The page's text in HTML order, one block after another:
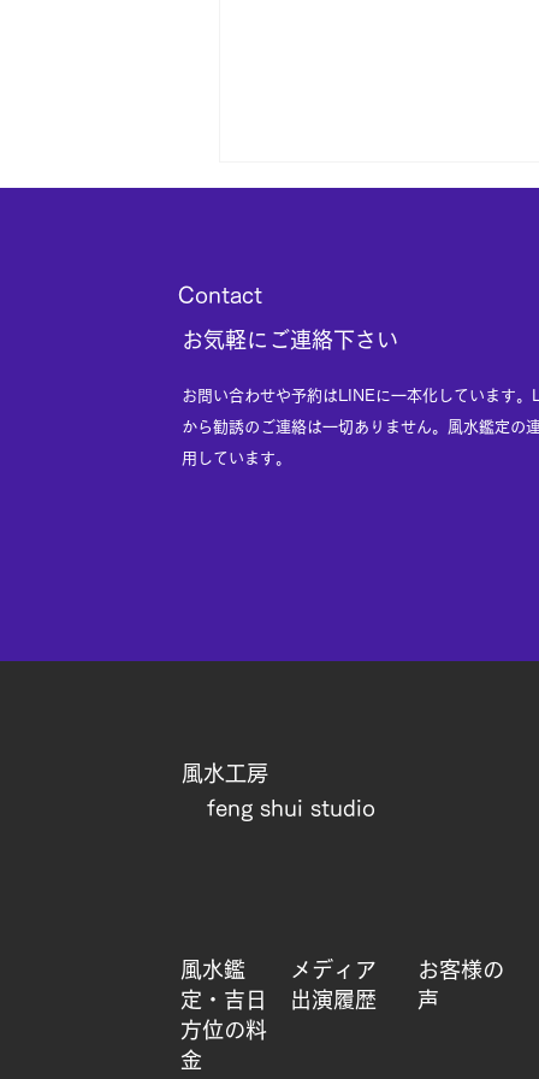
感染症対策
​Contact
​お気軽にご連絡下さい
お問い合わせや予約はLINEに一本化しています。
から勧誘のご連絡は一切ありません。風水鑑定の
用しています。
​風水工房​
feng shui studio
風水鑑
定・吉日
方位の料
金
メディア
出演履歴
​お客様の
声​